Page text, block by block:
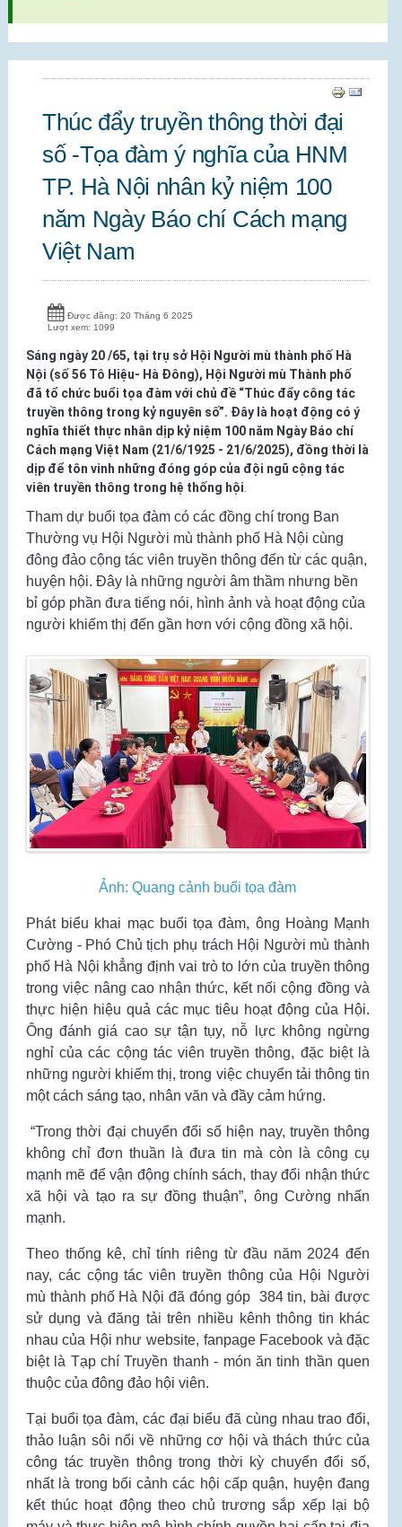
Thúc đẩy truyền thông thời đại
số -Tọa đàm ý nghĩa của HNM
TP. Hà Nội nhân kỷ niệm 100
năm Ngày Báo chí Cách mạng
Việt Nam
Được đăng: 20 Tháng 6 2025
Lượt xem: 1099
Sáng ngày 20 /65, tại trụ sở Hội Người mù thành phố Hà
Nội (số 56 Tô Hiệu- Hà Đông), Hội Người mù Thành phố
đã tổ chức buổi tọa đàm với chủ đề “Thúc đẩy công tác
truyền thông trong kỷ nguyên số”. Đây là hoạt động có ý
nghĩa thiết thực nhân dịp kỷ niệm 100 năm Ngày Báo chí
Cách mạng Việt Nam (21/6/1925 - 21/6/2025), đồng thời là
dịp để tôn vinh những đóng góp của đội ngũ cộng tác
viên truyền thông trong hệ thống hội
Tham dự buổi tọa đàm có các đồng chí trong Ban
Thường vụ Hội Người mù thành phố Hà Nội cùng
đông đảo cộng tác viên truyền thông đến từ các quận,
huyện hội. Đây là những người âm thầm nhưng bền
bỉ góp phần đưa tiếng nói, hình ảnh và hoạt động của
người khiếm thị đến gần hơn với cộng đồng xã hội.
Ảnh:Quang cảnh buổi tọa đàm
Phát biểu khai mạc buổi tọa đàm, ông Hoàng Mạnh
Cường - Phó Chủ tịch phụ trách Hội Người mù thành
phố Hà Nội khẳng định vai trò to lớn của truyền thông
trong việc nâng cao nhận thức, kết nối cộng đồng và
thực hiện hiệu quả các mục tiêu hoạt động của Hội.
Ông đánh giá cao sự tận tụy, nỗ lực không ngừng
nghỉ của các cộng tác viên truyền thông, đặc biệt là
những người khiếm thị, trong việc chuyển tải thông tin
một cách sáng tạo, nhân văn và đầy cảm hứng.
“Trong thời đại chuyển đổi số hiện nay, truyền thông
không chỉ đơn thuần là đưa tin mà còn là công cụ
mạnh mẽ để vận động chính sách, thay đổi nhận thức
xã hội và tạo ra sự đồng thuận”, ông Cường nhấn
mạnh.
Theo thống kê, chỉ tính riêng từ đầu năm 2024 đến
nay, các cộng tác viên truyền thông của Hội Người
mù thành phố Hà Nội đã đóng góp 384 tin, bài được
sử dụng và đăng tải trên nhiều kênh thông tin khác
nhau của Hội như website, fanpage Facebook và đặc
biệt là Tạp chí Truyền thanh - món ăn tinh thần quen
thuộc của đông đảo hội viên.
Tại buổi tọa đàm, các đại biểu đã cùng nhau trao đổi,
thảo luận sôi nổi về những cơ hội và thách thức của
công tác truyền thông trong thời kỳ chuyển đổi số,
nhất là trong bối cảnh các hội cấp quận, huyện đang
kết thúc hoạt động theo chủ trương sắp xếp lại bộ